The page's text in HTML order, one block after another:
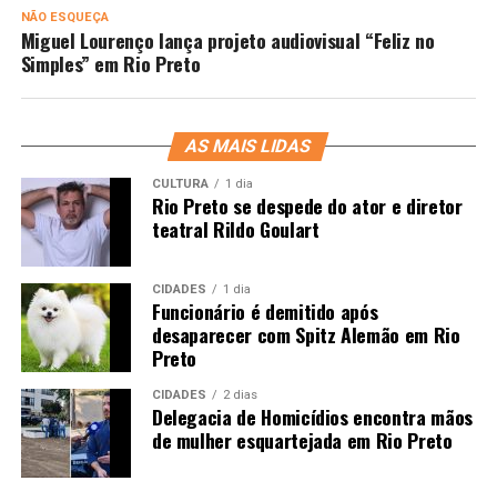
NÃO ESQUEÇA
Miguel Lourenço lança projeto audiovisual “Feliz no
Simples” em Rio Preto
AS MAIS LIDAS
CULTURA 1 dia
Rio Preto se despede do ator e diretor
teatral Rildo Goulart
CIDADES 1 dia
Funcionário é demitido após
desaparecer com Spitz Alemão em Rio
Preto
CIDADES 2 dias
Delegacia de Homicídios encontra mãos
de mulher esquartejada em Rio Preto